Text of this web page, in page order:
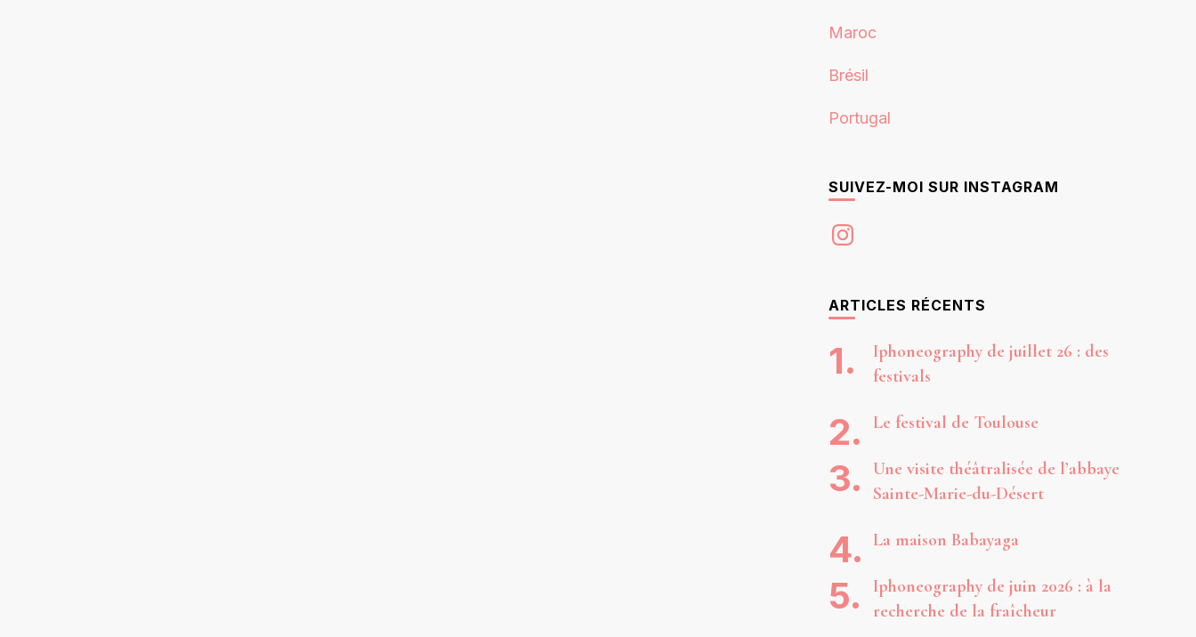
Maroc
Brésil
Portugal
SUIVEZ-MOI SUR INSTAGRAM
Instagram
ARTICLES RÉCENTS
Iphoneography de juillet 26 : des
festivals
Le festival de Toulouse
Une visite théâtralisée de l’abbaye
Sainte-Marie-du-Désert
La maison Babayaga
Iphoneography de juin 2026 : à la
recherche de la fraîcheur